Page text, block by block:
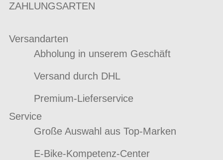
ZAHLUNGSARTEN
Versandarten
Abholung in unserem Geschäft
Versand durch DHL
Premium-Lieferservice
Service
Große Auswahl aus Top-Marken
E-Bike-Kompetenz-Center